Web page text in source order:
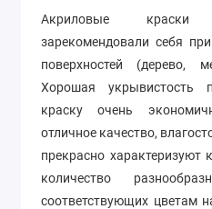
Акриловые краски
зарекомендовали себя
поверхностей (дерево,
Хорошая укрывистость
краску очень
отличное качество,
прекрасно характеризуют
количество
соответствующих цветам